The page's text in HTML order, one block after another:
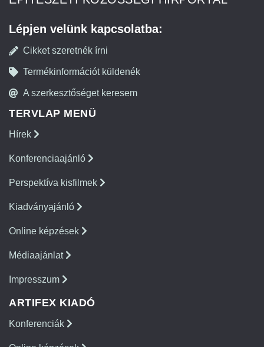
Lépjen velünk kapcsolatba:
Cikket szeretnék írni
Termékinformációt küldenék
A szerkesztőséget keresem
TERVLAP MENÜ
Hírek
Konferenciaajánló
Perspektíva kisfilmek
Kiadványajánló
Online képzések
Médiaajánlat
Impresszum
ARTIFEX KIADÓ
Konferenciák